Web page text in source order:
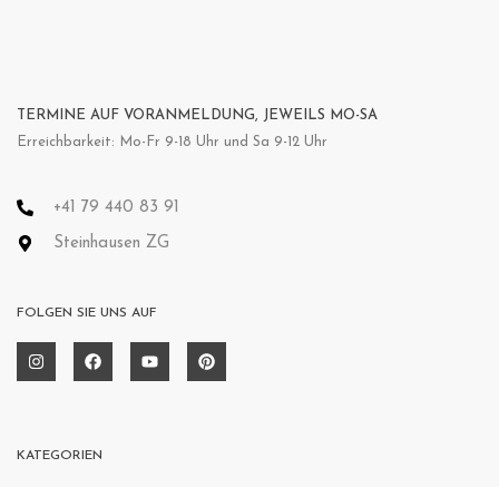
TERMINE AUF VORANMELDUNG, JEWEILS MO-SA
Erreichbarkeit: Mo-Fr 9-18 Uhr und Sa 9-12 Uhr
+41 79 440 83 91
Steinhausen ZG
FOLGEN SIE UNS AUF
KATEGORIEN